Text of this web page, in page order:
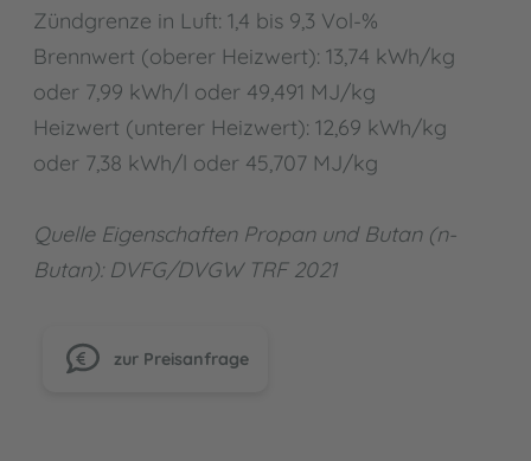
Zündgrenze in Luft: 1,4 bis 9,3 Vol-%
Brennwert (oberer Heizwert): 13,74 kWh/kg
oder 7,99 kWh/l oder 49,491 MJ/kg
Heizwert (unterer Heizwert): 12,69 kWh/kg
oder 7,38 kWh/l oder 45,707 MJ/kg
Quelle Eigenschaften Propan und Butan (n-
Butan): DVFG/DVGW TRF 2021
zur Preisanfrage